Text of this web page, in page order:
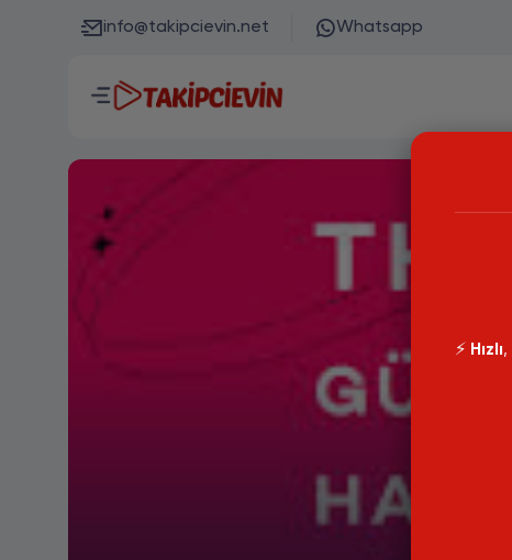
info@takipcievin.net Whatsapp
⚡️ Hızlı,